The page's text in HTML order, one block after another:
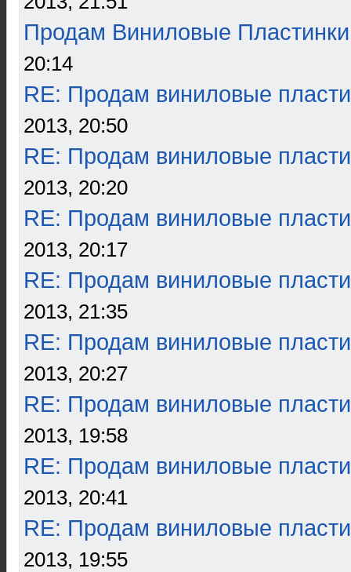
Продам Виниловые Пластинки
20:14
RE: Продам виниловые
2013, 20:50
RE: Продам виниловые
2013, 20:20
RE: Продам виниловые
2013, 20:17
RE: Продам виниловые
2013, 21:35
RE: Продам виниловые
2013, 20:27
RE: Продам виниловые
2013, 19:58
RE: Продам виниловые
2013, 20:41
RE: Продам виниловые
2013, 19:55